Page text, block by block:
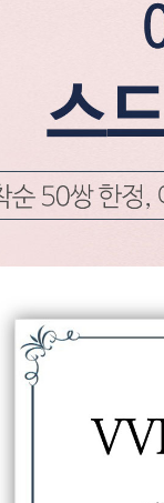
인정보의 보
인정보 삭제
딩컨설팅
량회원 관리
가 있는 경
, 아래의
용자들이 사
령의 규정
수사기관의